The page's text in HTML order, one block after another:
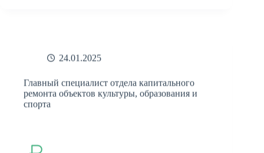
24.01.2025
Главный специалист отдела капитального
ремонта объектов культуры, образования и
спорта